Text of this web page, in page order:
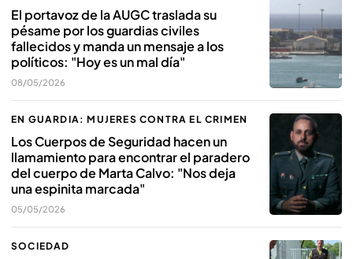
El portavoz de la AUGC traslada su
pésame por los guardias civiles
fallecidos y manda un mensaje a los
políticos: "Hoy es un mal día"
08/05/2026
EN GUARDIA: MUJERES CONTRA EL CRIMEN
Los Cuerpos de Seguridad hacen un
llamamiento para encontrar el paradero
del cuerpo de Marta Calvo: "Nos deja
una espinita marcada"
05/05/2026
SOCIEDAD